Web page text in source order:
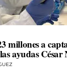
millones a
ayudas César